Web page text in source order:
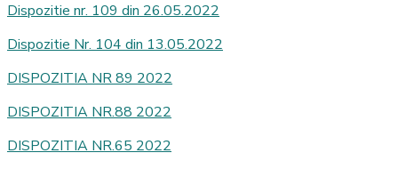
Dispozitie nr. 109 din 26.05.2022
Dispozitie Nr. 104 din 13.05.2022
DISPOZITIA NR 89 2022
DISPOZITIA NR.88 2022
DISPOZITIA NR.65 2022